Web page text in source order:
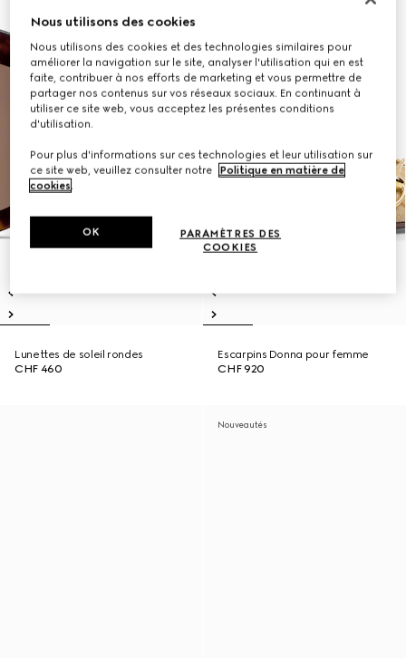
Lunettes de soleil rondes
CHF 460
Escarpins Donna pour femme
CHF 920
Nouveautés
Nous utilisons des cookies
Nous utilisons des cookies et des technologies similaires pour
améliorer la navigation sur le site, analyser l'utilisation qui en est
faite, contribuer à nos efforts de marketing et vous permettre de
partager nos contenus sur vos réseaux sociaux. En continuant à
utiliser ce site web, vous acceptez les présentes conditions
d'utilisation.
Pour plus d'informations sur ces technologies et leur utilisation sur
ce site web, veuillez consulter notre
Politique en matière de
cookies.
PARAMÈTRES DES
COOKIES
OK